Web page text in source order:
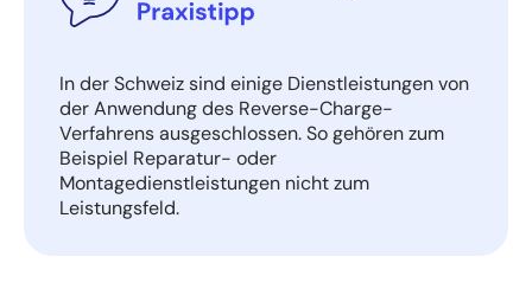
In der Schweiz sind einige Dienstleistungen von
der Anwendung des Reverse-Charge-
Verfahrens ausgeschlossen. So gehören zum
Beispiel Reparatur- oder
Montagedienstleistungen nicht zum
Leistungsfeld.